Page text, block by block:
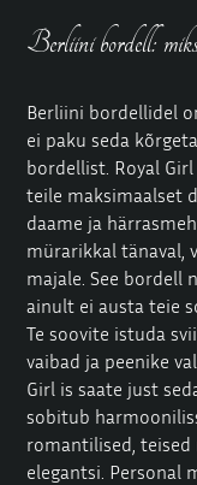
Berliini bordell:
Berliini bordellidel
ei paku seda
bordellist. Royal
teile maksimaalset
daame ja
mürarikkal tänaval,
majale. See bordell
ainult ei austa teie
Te soovite istuda
vaibad ja peenike
Girl is saate just
sobitub
romantilised, teised
elegantsi. Personal